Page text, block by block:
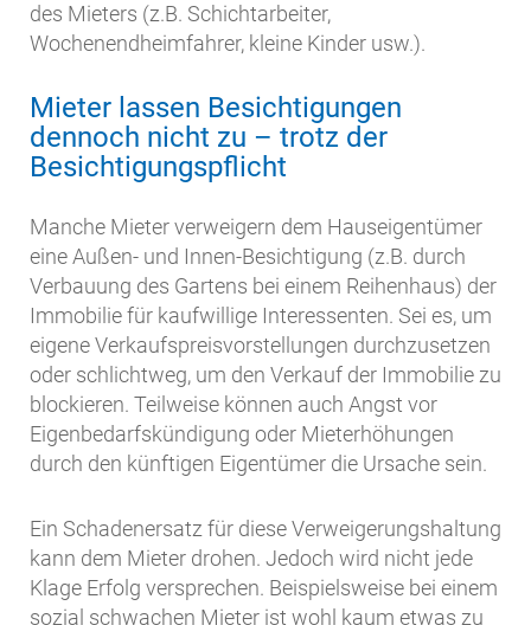
des Mieters (z.B. Schichtarbeiter,
Wochenendheimfahrer, kleine Kinder usw.).
Mieter lassen Besichtigungen
dennoch nicht zu – trotz der
Besichtigungspflicht
Manche Mieter verweigern dem Hauseigentümer
eine Außen- und Innen-Besichtigung (z.B. durch
Verbauung des Gartens bei einem Reihenhaus) der
Immobilie für kaufwillige Interessenten. Sei es, um
eigene Verkaufspreisvorstellungen durchzusetzen
oder schlichtweg, um den Verkauf der Immobilie zu
blockieren. Teilweise können auch Angst vor
Eigenbedarfskündigung oder Mieterhöhungen
durch den künftigen Eigentümer die Ursache sein.
Ein Schadenersatz für diese Verweigerungshaltung
kann dem Mieter drohen. Jedoch wird nicht jede
Klage Erfolg versprechen. Beispielsweise bei einem
sozial schwachen Mieter ist wohl kaum etwas zu